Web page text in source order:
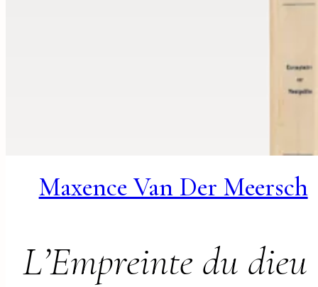
Maxence Van Der Meersch
L’Empreinte du dieu